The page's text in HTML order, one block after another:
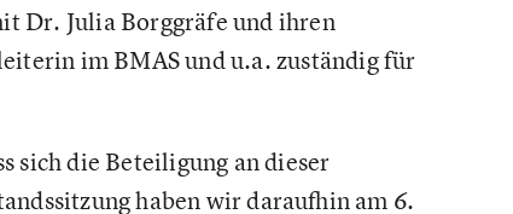
Dr. Julia Borggräfe und ihren
im BMAS und u.a. zuständig für
sich die Beteiligung an dieser
haben wir daraufhin am 6.